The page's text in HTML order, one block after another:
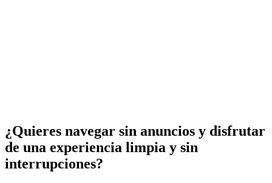
¿Quieres navegar sin anuncios y disfrutar
de una experiencia limpia y sin
interrupciones?